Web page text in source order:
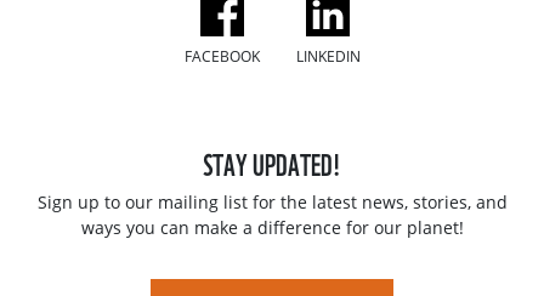
FACEBOOK LINKEDIN
STAY UPDATED!
Sign up to our mailing list for the latest news, stories, and
ways you can make a difference for our planet!